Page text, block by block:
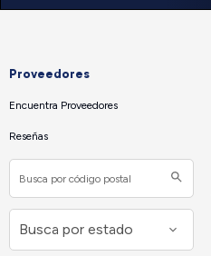
Proveedores
Encuentra Proveedores
Reseñas